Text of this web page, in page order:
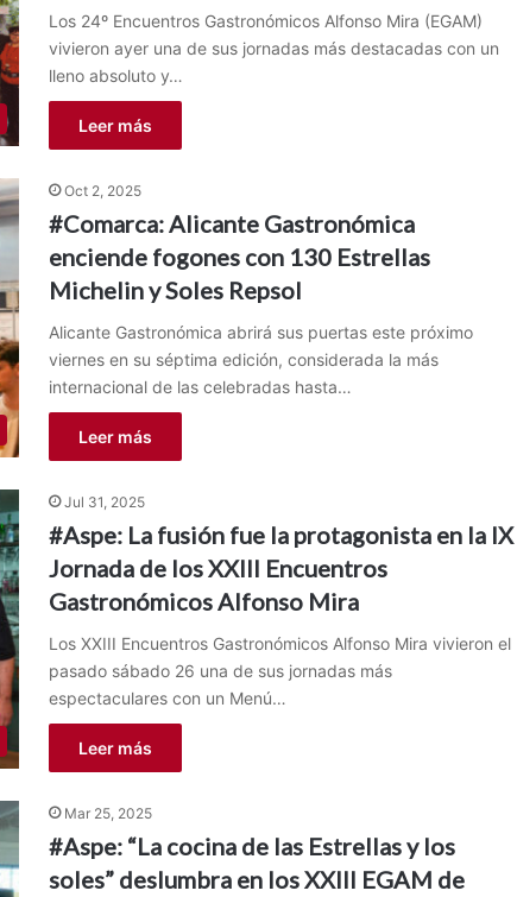
Los 24º Encuentros Gastronómicos Alfonso Mira (EGAM)
vivieron ayer una de sus jornadas más destacadas con un
lleno absoluto y…
Leer más
Oct 2, 2025
#Comarca: Alicante Gastronómica
enciende fogones con 130 Estrellas
Michelin y Soles Repsol
Alicante Gastronómica abrirá sus puertas este próximo
viernes en su séptima edición, considerada la más
internacional de las celebradas hasta…
Leer más
Jul 31, 2025
#Aspe: La fusión fue la protagonista en la IX
Jornada de los XXIII Encuentros
Gastronómicos Alfonso Mira
Los XXIII Encuentros Gastronómicos Alfonso Mira vivieron el
pasado sábado 26 una de sus jornadas más
espectaculares con un Menú…
Leer más
Mar 25, 2025
#Aspe: “La cocina de las Estrellas y los
soles” deslumbra en los XXIII EGAM de